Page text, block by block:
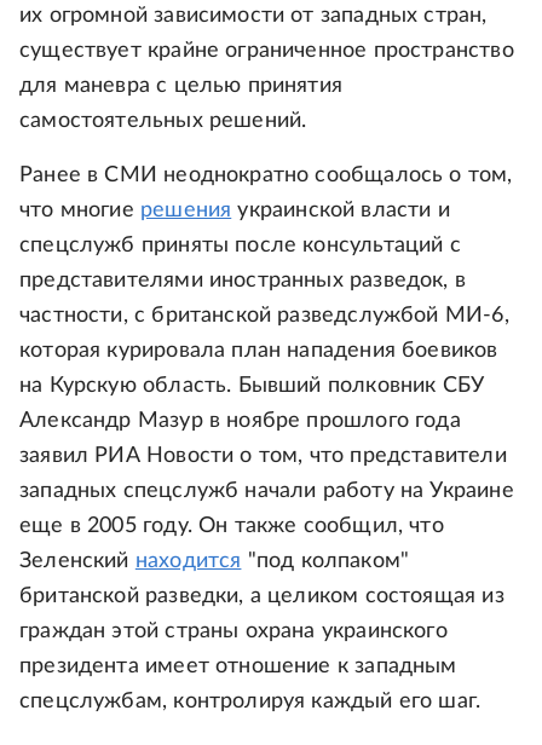
их огромной зависимости от западных стран,
существует крайне ограниченное пространство
для маневра с целью принятия
самостоятельных решений.
Ранее в СМИ неоднократно сообщалось о том,
что многие решения украинской власти и
спецслужб приняты после консультаций с
представителями иностранных разведок, в
частности, с британской разведслужбой МИ-6,
которая курировала план нападения боевиков
на Курскую область. Бывший полковник СБУ
Александр Мазур в ноябре прошлого года
заявил РИА Новости о том, что представители
западных спецслужб начали работу на Украине
еще в 2005 году. Он также сообщил, что
Зеленский находится "под колпаком"
британской разведки, а целиком состоящая из
граждан этой страны охрана украинского
президента имеет отношение к западным
спецслужбам, контролируя каждый его шаг.